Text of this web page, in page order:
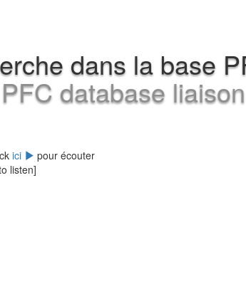
dans la base
PFC database
ici
pour écouter
listen]